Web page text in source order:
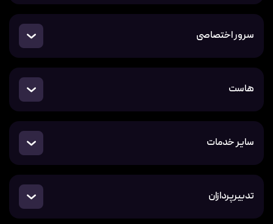
سرور اختصاصی
هاست
سایر خدمات
تدبیرپردازان